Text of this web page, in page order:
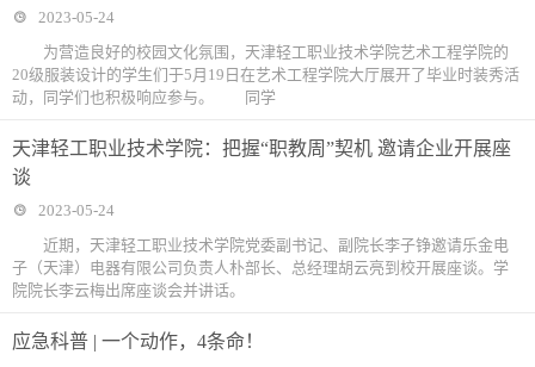
2023-05-24
为营造良好的校园文化氛围，天津轻工职业技术学院艺术工程学院的
20级服装设计的学生们于5月19日在艺术工程学院大厅展开了毕业时装秀活
动，同学们也积极响应参与。 同学
天津轻工职业技术学院：把握“职教周”契机 邀请企业开展座
谈
2023-05-24
近期，天津轻工职业技术学院党委副书记、副院长李子铮邀请乐金电
子（天津）电器有限公司负责人朴部长、总经理胡云亮到校开展座谈。学
院院长李云梅出席座谈会并讲话。
应急科普 | 一个动作，4条命！